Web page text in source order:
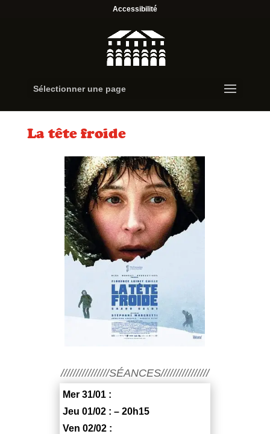
Accessibilité
Sélectionner une page
La tête froide
////////////////SÉANCES////////////////
Mer 31/01 :
Jeu 01/02 : – 20h15
Ven 02/02 :